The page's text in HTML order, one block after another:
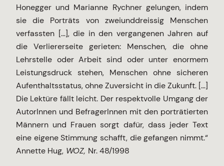
Honegger und Marianne Rychner gelungen, indem
sie die Porträts von zweiunddreissig Menschen
verfassten […], die in den vergangenen Jahren auf
die Verliererseite gerieten: Menschen, die ohne
Lehrstelle oder Arbeit sind oder unter enormem
Leistungsdruck stehen, Menschen ohne sicheren
Aufenthaltsstatus, ohne Zuversicht in die Zukunft. […]
Die Lektüre fällt leicht. Der respektvolle Umgang der
AutorInnen und BefragerInnen mit den porträtierten
Männern und Frauen sorgt dafür, dass jeder Text
eine eigene Stimmung schafft, die gefangen nimmt.“
Annette Hug, WOZ, Nr. 48/1998